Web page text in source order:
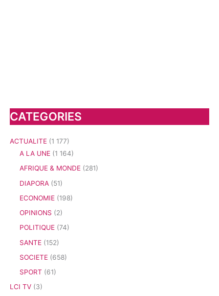
CATEGORIES
ACTUALITE (1 177)
A LA UNE (1 164)
AFRIQUE & MONDE (281)
DIAPORA (51)
ECONOMIE (198)
OPINIONS (2)
POLITIQUE (74)
SANTE (152)
SOCIETE (658)
SPORT (61)
LCI TV (3)